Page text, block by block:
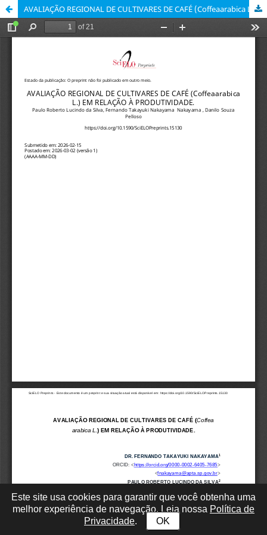
AVALIAÇÃO REGIONAL DE CULTIVARES DE CAFÉ (Coffeaarabica L.) EM RELAÇÃO À PRODUTIVIDADE.
Este site usa cookies para garantir que você obtenha uma
melhor experiência de navegação. Leia nossa Política de
Privacidade. OK